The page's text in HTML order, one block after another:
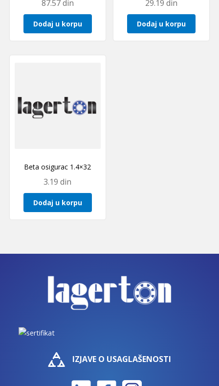
87.57din
Dodaj u korpu
29.19din
Dodaj u korpu
Beta osigurac 1.4×32
3.19din
Dodaj u korpu
IZJAVE O USAGLAŠENOSTI